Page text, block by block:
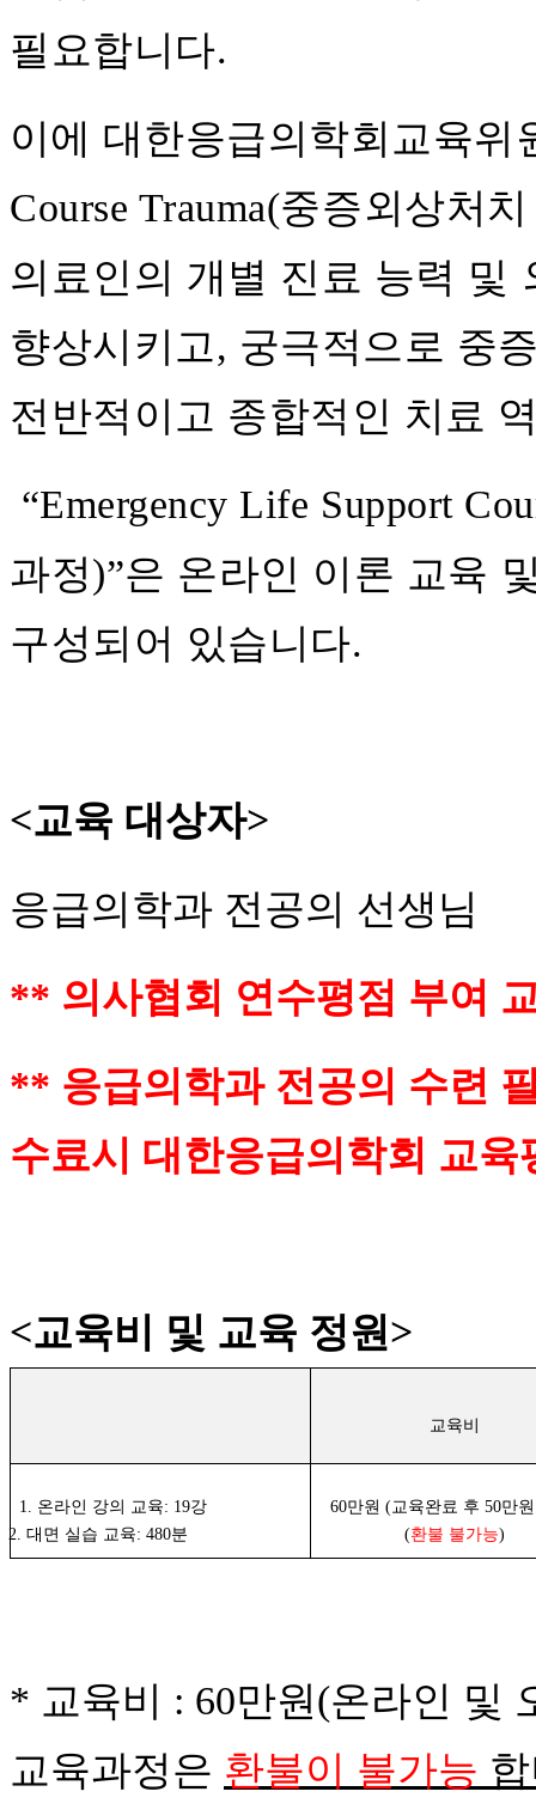
필요합니다.
이에 대한응급의학회교육위
Course Trauma(중증외상처
의료인의 개별 진료 능력 및
향상시키고, 궁극적으로 중
전반적이고 종합적인 치료
“Emergency Life Support
과정)”은 온라인 이론 교육
구성되어 있습니다.
<교육 대상자>
응급의학과 전공의 선생님
** 의사협회 연수평점 부여
** 응급의학과 전공의 수련
수료시 대한응급의학회 교육
<교육비 및 교육 정원>
교육비
1. 온라인 강의 교육: 19강
2.대면 실습 교육: 480분
60만원 (교육완료 후 50만
(환불 불가능)
* 교육비 : 60만원(온라인 및
교육과정은 환불이 불가능